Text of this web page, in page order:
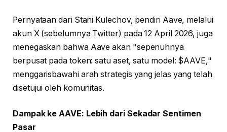
Pernyataan dari Stani Kulechov, pendiri Aave, melalui
akun X (sebelumnya Twitter) pada 12 April 2026, juga
menegaskan bahwa Aave akan "sepenuhnya
berpusat pada token: satu aset, satu model: $AAVE,"
menggarisbawahi arah strategis yang jelas yang telah
disetujui oleh komunitas.
Dampak ke AAVE: Lebih dari Sekadar Sentimen
Pasar